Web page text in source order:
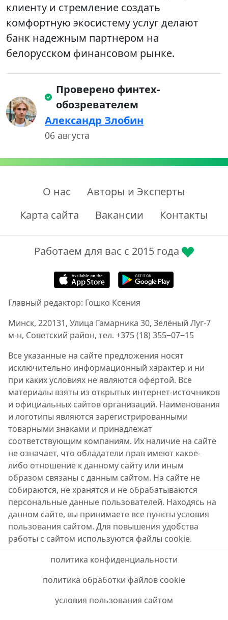
клиенту и стремление создать
комфортную экосистему услуг делают
банк надежным партнером на
белорусском финансовом рынке.
Проверено финтех-
обозревателем
Александр Злобин
06 августа
О нас
Авторы и Эксперты
Карта сайта
Вакансии Контакты
Работаем для вас с 2015 года
Главный редактор: Гошко Ксения
Минск, 220131, Улица Гамарника 30, Зелёный Луг-7
м-н, Советский район, тел. +375 (18) 355‒07‒15
Все указанные на сайте предложения носят
исключительно информационный характер и ни
при каких условиях не являются офертой. Все
материалы взяты из открытых интернет-источников
и официальных сайтов организаций. Наименования
и логотипы являются зарегистрированными
товарными знаками и принадлежат
соответствующим компаниям. Их наличие на сайте
не означает, что обладатели прав имеют какое-
либо отношение к данному сайту или иным
образом связаны с данным сайтом. На сайте не
собираются, не хранятся и не обрабатываются
персональные данные пользователей. Находясь на
данном сайте, вы принимаете все пункты условия
пользования сайтом. Для повышения удобства
работы с сайтом используются файлы cookie.
политика конфиденциальности
политика обработки файлов cookie
условия пользования сайтом